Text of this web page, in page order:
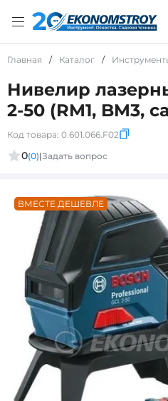
Главная / Каталог /
Нивелир
2-50 (RM1, BM3,
Код товара: 0.601.066.F02
0(0)|Задать вопрос
ВМЕСТЕ ДЕШЕВЛЕ